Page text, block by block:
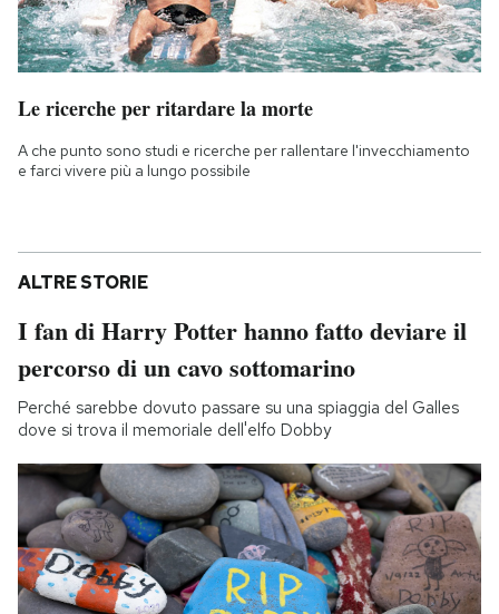
Le ricerche per ritardare la morte
A che punto sono studi e ricerche per rallentare l'invecchiamento
e farci vivere più a lungo possibile
ALTRE STORIE
I fan di Harry Potter hanno fatto deviare il
percorso di un cavo sottomarino
Perché sarebbe dovuto passare su una spiaggia del Galles
dove si trova il memoriale dell'elfo Dobby